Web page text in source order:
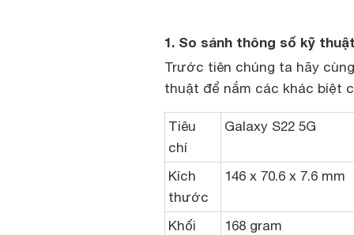
1. So sánh thông số kỹ
Trước tiên chúng ta hãy
thuật để nắm các khác biệt
Tiêu
chí
Galaxy S22 5G
Kích
thước
146 x 70.6 x 7.6 mm
Khối
168 gram